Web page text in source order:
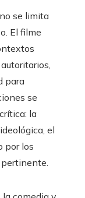
no se limita
El filme
para
se
la
el
por los